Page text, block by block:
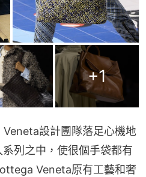
+1
設計團隊落足心機地
列之中，使很個手袋都有
Veneta原有工藝和奢